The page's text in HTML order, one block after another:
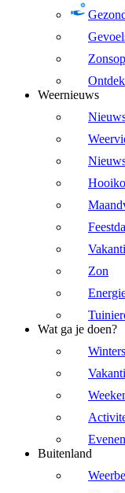
Weernieuws
Zon
Wat ga je doen?
Buitenland